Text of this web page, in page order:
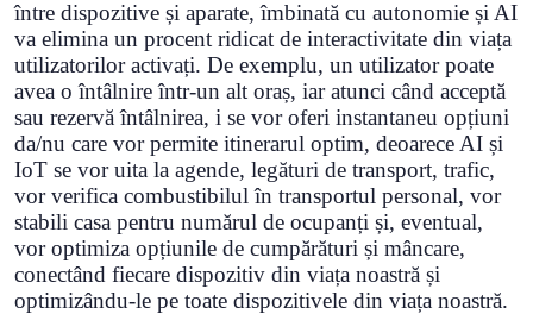
între dispozitive și aparate, îmbinată cu autonomie și AI
va elimina un procent ridicat de interactivitate din viața
utilizatorilor activați. De exemplu, un utilizator poate
avea o întâlnire într-un alt oraș, iar atunci când acceptă
sau rezervă întâlnirea, i se vor oferi instantaneu opțiuni
da/nu care vor permite itinerarul optim, deoarece AI și
IoT se vor uita la agende, legături de transport, trafic,
vor verifica combustibilul în transportul personal, vor
stabili casa pentru numărul de ocupanți și, eventual,
vor optimiza opțiunile de cumpărături și mâncare,
conectând fiecare dispozitiv din viața noastră și
optimizându-le pe toate dispozitivele din viața noastră.